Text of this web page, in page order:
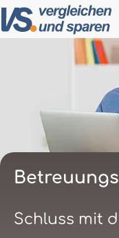
Schluss mit